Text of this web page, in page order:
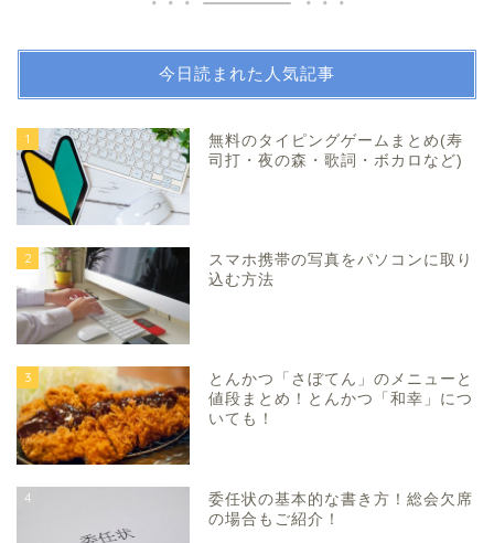
今日読まれた人気記事
1
無料のタイピングゲームまとめ(寿
司打・夜の森・歌詞・ボカロなど)
2
スマホ携帯の写真をパソコンに取り
込む方法
3
とんかつ「さぼてん」のメニューと
値段まとめ！とんかつ「和幸」につ
いても！
4
委任状の基本的な書き方！総会欠席
の場合もご紹介！